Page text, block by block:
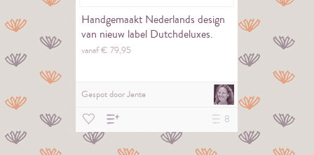
Handgemaakt Nederlands design
van nieuw label Dutchdeluxes.
vanaf €79,95
Gespot doorJente
8